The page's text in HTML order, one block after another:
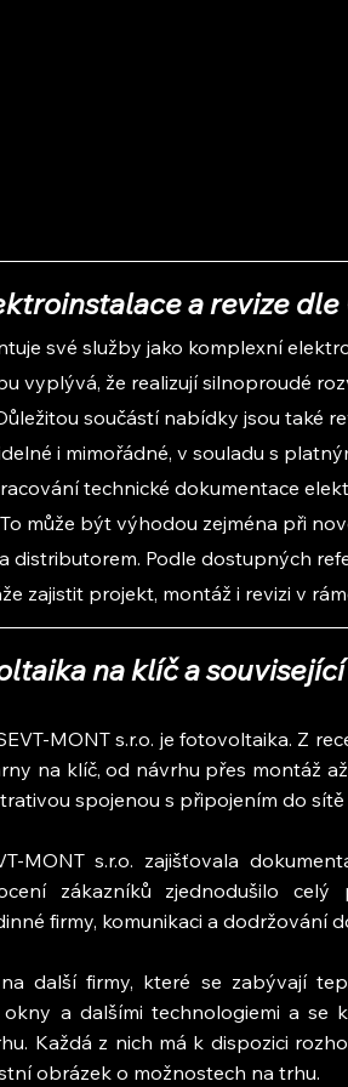
a revize dle
své služby jako komplexní
vyplývá, že realizují silnoproudé
součástí nabídky jsou také
i mimořádné, v souladu s
technické dokumentace
může být výhodou zejména při
distributorem. Podle dostupných
zajistit projekt, montáž i revizi v
na klíč a
MONT s.r.o. je fotovoltaika. Z
na klíč, od návrhu přes montáž
spojenou s připojením do
MONT s.r.o. zajišťovala
zákazníků zjednodušilo celý
firmy, komunikaci a dodržování
další firmy, které se zabývají
a dalšími technologiemi a se
Každá z nich má k dispozici
obrázek o možnostech na trhu.